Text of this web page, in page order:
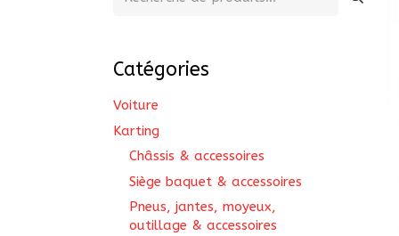
Catégories
Voiture
Karting
Châssis & accessoires
Siège baquet & accessoires
Pneus, jantes, moyeux,
outillage & accessoires